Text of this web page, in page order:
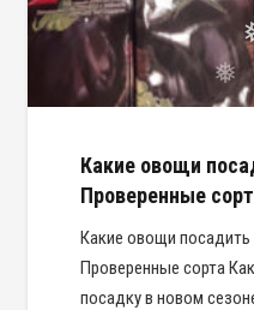
❅
Какие овощи
Проверенные
Какие овощи посадить
Проверенные сорта
посадку в новом